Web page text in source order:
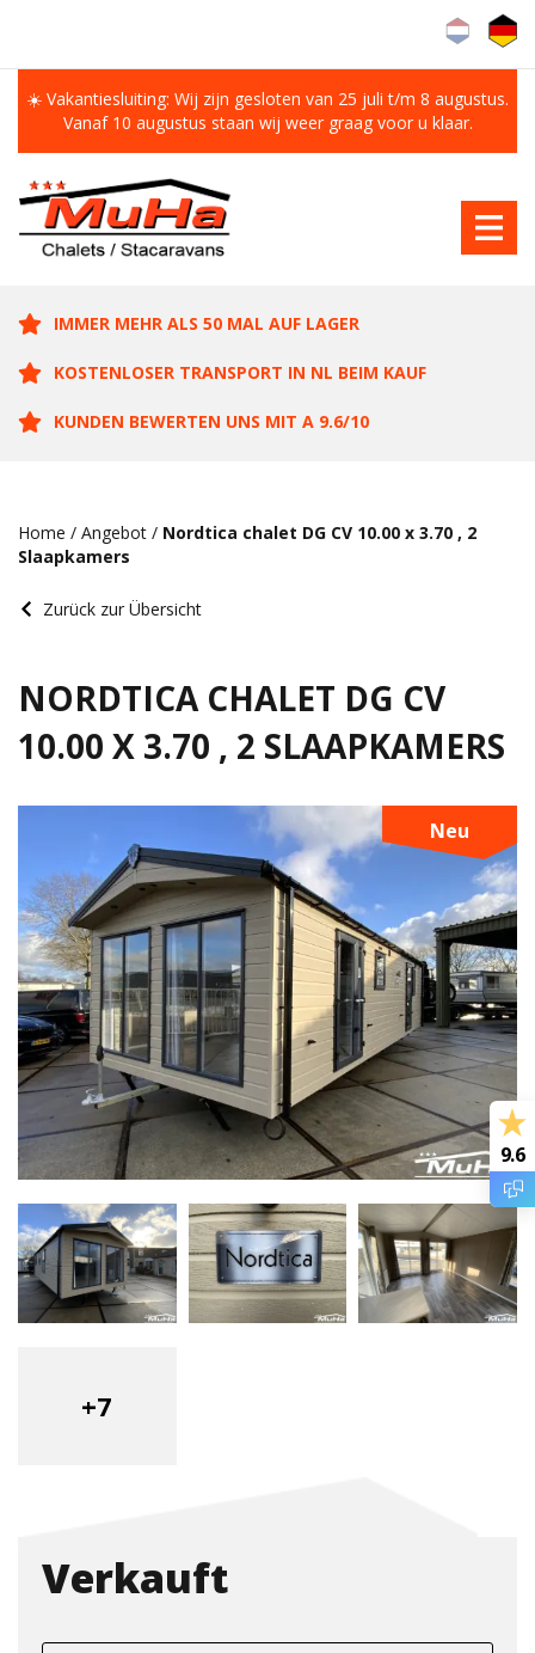
☀️ Vakantiesluiting: Wij zijn gesloten van 25 juli t/m 8 augustus.
Vanaf 10 augustus staan wij weer graag voor u klaar.
IMMER MEHR ALS 50 MAL AUF LAGER
KOSTENLOSER TRANSPORT IN NL BEIM KAUF
KUNDEN BEWERTEN UNS MIT A 9.6/10
Home / Angebot / Nordtica chalet DG CV 10.00 x 3.70 , 2
Slaapkamers
Zurück zur Übersicht
NORDTICA CHALET DG CV
10.00 X 3.70 , 2 SLAAPKAMERS
Neu
+7
Verkauft
9.6